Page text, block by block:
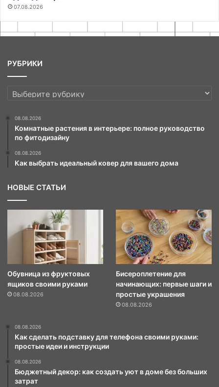
07.08.2026
РУБРИКИ
РУБРИКИ
08.08.2026
Комнатные растения в интерьере: полное руководство
по фитодизайну
08.08.2026
Как выбрать идеальный ковер для вашего дома
НОВЫЕ СТАТЬИ
Обувница из фруктовых
ящиков своими руками
08.08.2026
Бисероплетение для
начинающих: первые шаги и
простые украшения
08.08.2026
08.08.2026
Как сделать подставку для телефона своими руками:
простые идеи и инструкции
08.08.2026
Бюджетный декор: как создать уют в доме без больших
затрат